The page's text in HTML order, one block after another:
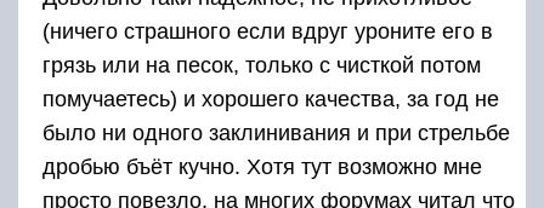
(ничего страшного если вдруг уроните его в
грязь или на песок, только с чисткой потом
помучаетесь) и хорошего качества, за год не
было ни одного заклинивания и при стрельбе
дробью бъёт кучно. Хотя тут возможно мне
просто повезло, на многих форумах читал что